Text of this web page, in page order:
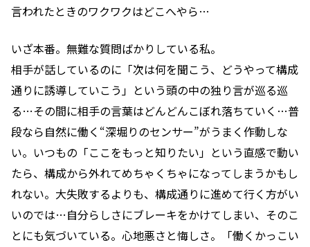
言われたときのワクワクはどこへやら…
いざ本番。無難な質問ばかりしている私。
相手が話しているのに「次は何を聞こう、どうやって構成
通りに誘導していこう」という頭の中の独り言が巡る巡
る…その間に相手の言葉はどんどんこぼれ落ちていく…普
段なら自然に働く“深堀りのセンサー”がうまく作動しな
い。いつもの「ここをもっと知りたい」という直感で動い
たら、構成から外れてめちゃくちゃになってしまうかもし
れない。大失敗するよりも、構成通りに進めて行く方がい
いのでは…自分らしさにブレーキをかけてしまい、そのこ
とにも気づいている。心地悪さと悔しさ。「働くかっこい